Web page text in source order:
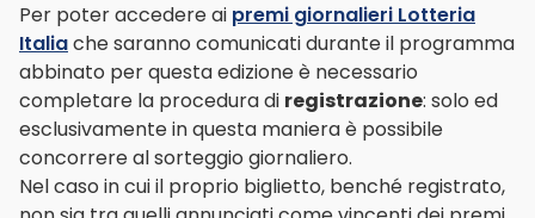
Per poter accedere ai premi giornalieri Lotteria
Italiache saranno comunicati durante il programma
abbinato per questa edizione è necessario
completare la procedura di registrazione: solo ed
esclusivamente in questa maniera è possibile
concorrere al sorteggio giornaliero.
Nel caso in cui il proprio biglietto, benché registrato,